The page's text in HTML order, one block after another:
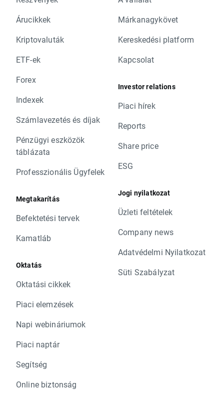
Árucikkek
Kriptovaluták
ETF-ek
Forex
Indexek
Számlavezetés és díjak
Pénzügyi eszközök
táblázata
Professzionális Ügyfelek
Megtakarítás
Befektetési tervek
Kamatláb
Oktatás
Oktatási cikkek
Piaci elemzések
Napi webináriumok
Piaci naptár
Segítség
Online biztonság
Márkanagykövet
Kereskedési platform
Kapcsolat
Investor relations
Piaci hírek
Reports
Share price
ESG
Jogi nyilatkozat
Üzleti feltételek
Company news
Adatvédelmi Nyilatkozat
Süti Szabályzat